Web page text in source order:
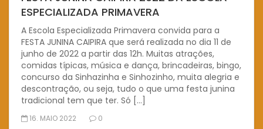
ESPECIALIZADA PRIMAVERA
A Escola Especializada Primavera convida para a
FESTA JUNINA CAIPIRA que será realizada no dia 11 de
junho de 2022 a partir das 12h. Muitas atrações,
comidas típicas, música e dança, brincadeiras, bingo,
concurso da Sinhazinha e Sinhozinho, muita alegria e
descontração, ou seja, tudo o que uma festa junina
tradicional tem que ter. Só […]
16. MAIO 2022 0